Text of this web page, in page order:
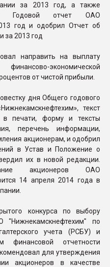
за 2013 год, а также
Годовой отчет ОАО
год и одобрил Отчет об
за 2013 год
направить на выплату
экономической
от чистой прибыли.
дня Общего годового
текст
в печати, форму и тексты
перечень информации,
акционерам, и одобрил
в Устав и Положение о
их в новой редакции.
акционеров ОАО
14 апреля 2014 года в
конкурса по выбору
"Нижнекамскнефтехим" по
учета (РСБУ) и
финансовой отчетности
для утверждения
акционеров в качестве